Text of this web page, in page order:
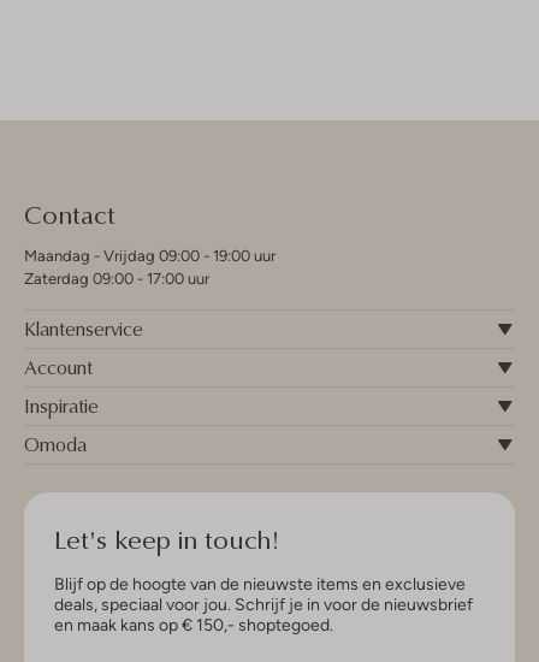
Contact
Maandag - Vrijdag 09:00 - 19:00 uur
Zaterdag 09:00 - 17:00 uur
Klantenservice
Account
Inspiratie
Omoda
Let's keep in touch!
Blijf op de hoogte van de nieuwste items en exclusieve
deals, speciaal voor jou. Schrijf je in voor de nieuwsbrief
en maak kans op € 150,- shoptegoed.